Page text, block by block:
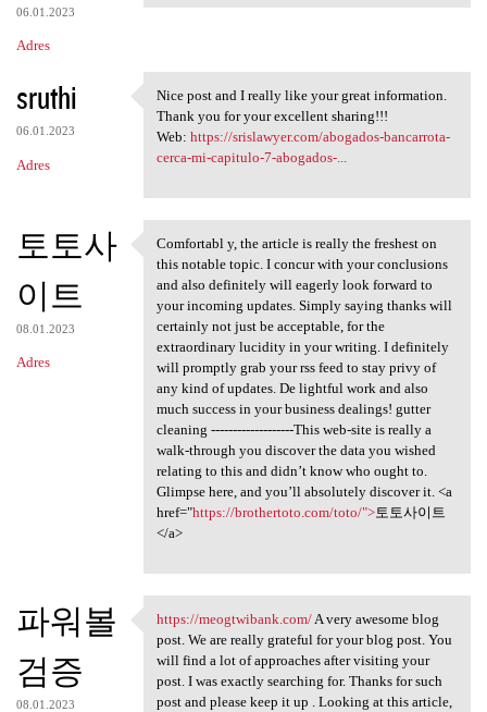
06.01.2023
Adres
sruthi
06.01.2023
Adres
Nice post and I really like
Nice post and I really like your great information.
Thank you for your excellent sharing!!!
Web: https://srislawyer.com/abogados-bancarrota-
cerca-mi-capitulo-7-abogados-...
토토사
이트
08.01.2023
Adres
Comfortabl y, the article is
Comfortabl y, the article is really the freshest on
this notable topic. I concur with your conclusions
and also definitely will eagerly look forward to
your incoming updates. Simply saying thanks will
certainly not just be acceptable, for the
extraordinary lucidity in your writing. I definitely
will promptly grab your rss feed to stay privy of
any kind of updates. De lightful work and also
much success in your business dealings! gutter
cleaning -------------------This web-site is really a
walk-through you discover the data you wished
relating to this and didn’t know who ought to.
Glimpse here, and you’ll absolutely discover it. <a
href="https://brothertoto.com/toto/">토토사이트
</a>
파워볼
검증
08.01.2023
https://meogtwibank.com/ A
https://meogtwibank.com/A very awesome blog
post. We are really grateful for your blog post. You
will find a lot of approaches after visiting your
post. I was exactly searching for. Thanks for such
post and please keep it up . Looking at this article,